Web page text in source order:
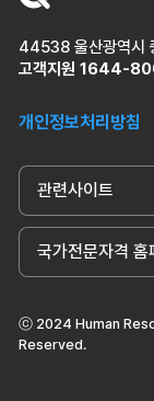
44538 울산광역시
고객지원 1644-
개인정보처리방침
관련사이트
국가전문자격 홈
ⓒ 2024 Human
Reserved.